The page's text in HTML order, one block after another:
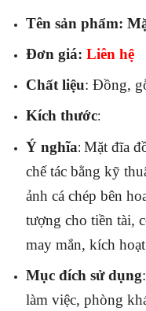
Tên sản phẩm:
Đơn giá: Liên hệ
Chất liệu: Đồng,
Kích thước:
Ý nghĩa: Mặt đĩa
chế tác bằng kỹ
ảnh cá chép bên
tượng cho tiền tài,
may mắn, kích
Mục đích sử dụng
làm việc, phòng